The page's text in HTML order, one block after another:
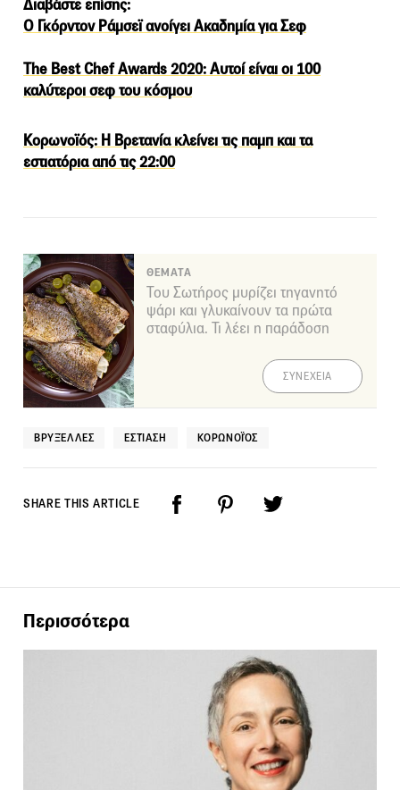
Διαβάστε επίσης:
Ο Γκόρντον Ράμσεϊ ανοίγει Ακαδημία για Σεφ
The Best Chef Awards 2020: Αυτοί είναι οι 100
καλύτεροι σεφ του κόσμου
Κορωνοϊός: Η Βρετανία κλείνει τις παμπ και τα
εστιατόρια από τις 22:00
ΘΕΜΑΤΑ
Του Σωτήρος μυρίζει τηγανητό
ψάρι και γλυκαίνουν τα πρώτα
σταφύλια. Τι λέει η παράδοση
ΣΥΝΕΧΕΙΑ
ΒΡΥΞΈΛΛΕΣ ΕΣΤΊΑΣΗ ΚΟΡΩΝΟΪΌΣ
SHARE THIS ARTICLE
Περισσότερα